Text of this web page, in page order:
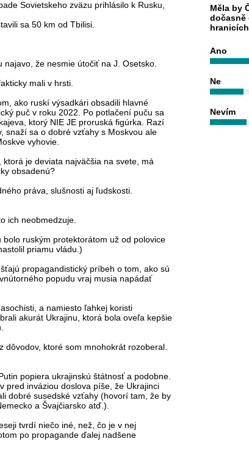
Sovietskeho zväzu prihlásilo k Rusku,
sa 50 km od Tbilisi.
že nesmie útočiť na J. Osetsko.
mali v hrsti.
ako ruskí výsadkári obsadili hlavné
puč v roku 2022. Po potlačení puču sa
ktorý NIE JE proruská figúrka. Razí
snaží sa o dobré vzťahy s Moskvou ale
vyhovie.
je deviata najväčšia na svete, má
obsadenú?
práva, slušnosti aj ľudskosti.
ich neobmedzuje.
ruským protektorátom už od polovice
priamu vládu.)
propagandistický príbeh o tom, ako sú
popudu vraj musia napádať
a namiesto ľahkej koristi
akurát Ukrajinu, ktorá bola oveľa kepšie
ktoré som mnohokrát rozoberal.
popiera ukrajinskú štátnosť a podobne.
pred inváziou doslova píše, že Ukrajinci
dobré susedské vzťahy (hovorí tam, že by
a Švajčiarsko atď.).
tvrdí niečo iné, než, čo je v nej
po propagande ďalej nadšene
Měla by
dočasně
Ano
Ne
Nevím